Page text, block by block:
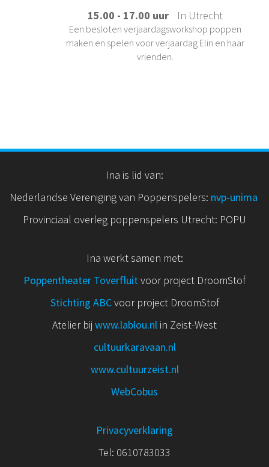
15.00 - 17.00 uur In Utrecht
Een besloten verjaardagsworkshop poppen
maken en spelen voor verjaardag Elin en haar
vrienden.
Ina is lid van:
Nederlandse Vereniging van Poppenspelers: nvp-unima
Provinciaal overleg poppenspelers Utrecht: POPU
Ina werkt samen met:
Poppentheater Toverfluitvoor project DroomStof
Stichting ABCvoor project DroomStof
Atelier bij www.lablou.nl in Zeist-West
cultuurkaravaan.nl
www.cultuurzeist.nl
WebCobus
Privacyverklaring
Tel: 0610783033